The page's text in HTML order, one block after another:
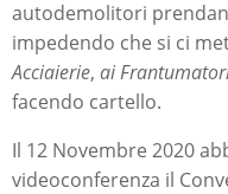
autodemolitori
impedendo che si ci
Acciaierie, ai
facendo cartello.
Il 12 Novembre 2020
videoconferenza il